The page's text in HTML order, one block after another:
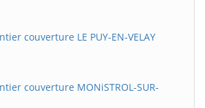
couverture LE PUY-EN-VELAY
couverture MONiSTROL-SUR-